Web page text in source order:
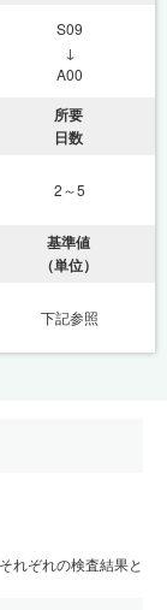
S09
↓
A00
所要
日数
2～5
基準値
（単位）
下記参照
れぞれの検査結果と